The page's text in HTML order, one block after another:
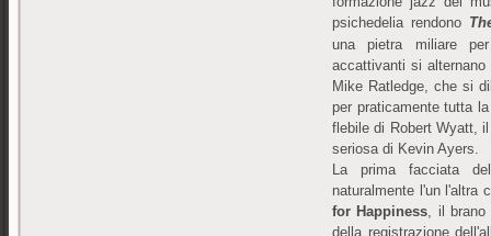
psichedelia rendono
una pietra miliare
accattivanti si
Mike Ratledge, che si
per praticamente tutta
flebile di Robert Wyatt,
seriosa di Kevin Ayers.
La prima facciata
naturalmente l'un
for Happiness, il brano
della registrazione